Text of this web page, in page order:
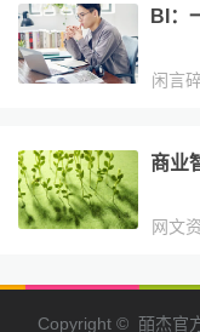
BI：
闲言
商业
网文
Copyright © 皕杰官